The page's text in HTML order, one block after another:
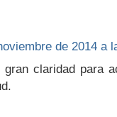
de 2014 a
gran claridad para